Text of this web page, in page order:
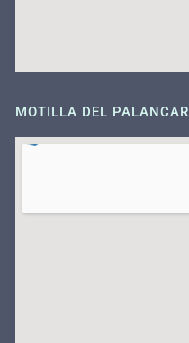
MOTILLA DEL PALANCAR